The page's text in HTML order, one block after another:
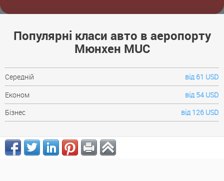
Популярні класи авто в аеропорту
Мюнхен MUC
Середній
від 61 USD
Економ
від 54 USD
Бізнес
від 126 USD